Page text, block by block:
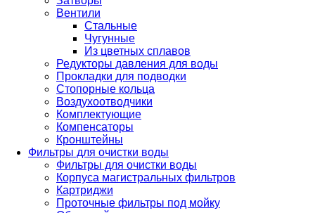
Вентили
Стальные
Чугунные
Из цветных сплавов
Редукторы давления для воды
Прокладки для подводки
Стопорные кольца
Воздухоотводчики
Комплектующие
Компенсаторы
Кронштейны
Фильтры для очистки воды
Фильтры для очистки воды
Корпуса магистральных фильтров
Картриджи
Проточные фильтры под мойку